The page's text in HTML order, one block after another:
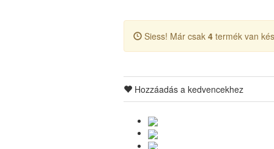
Siess! Már csak 4 termék van
Hozzáadás a kedvencekhez